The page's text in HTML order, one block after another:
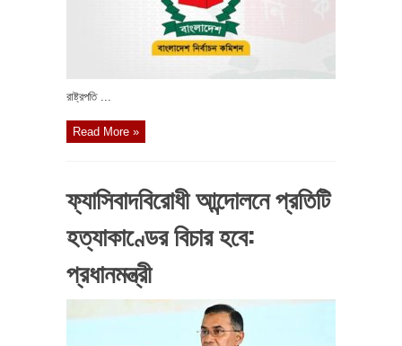
রাষ্ট্রপতি ...
Read More »
ফ্যাসিবাদবিরোধী আন্দোলনে প্রতিটি
হত্যাকাণ্ডের বিচার হবে:
প্রধানমন্ত্রী